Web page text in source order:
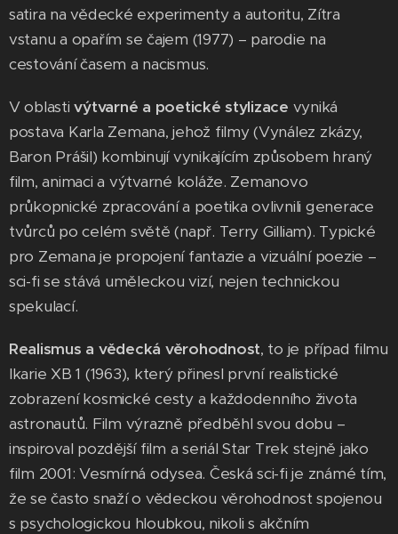
satira na vědecké experimenty a autoritu, Zítra
vstanu a opařím se čajem (1977) – parodie na
cestování časem a nacismus.
V oblastivýtvarné a poetické stylizace vyniká
postava Karla Zemana, jehož filmy (Vynález zkázy,
Baron Prášil) kombinují vynikajícím způsobem hraný
film, animaci a výtvarné koláže. Zemanovo
průkopnické zpracování a poetika ovlivnili generace
tvůrců po celém světě (např. Terry Gilliam). Typické
pro Zemana je propojení fantazie a vizuální poezie –
sci-fi se stává uměleckou vizí, nejen technickou
spekulací.
Realismus a vědecká věrohodnost, to je případ filmu
Ikarie XB 1 (1963), který přinesl první realistické
zobrazení kosmické cesty a každodenního života
astronautů. Film výrazně předběhl svou dobu –
inspiroval pozdější film a seriál Star Trek stejně jako
film 2001: Vesmírná odysea. Česká sci-fi je známé tím,
že se často snaží o vědeckou věrohodnost spojenou
s psychologickou hloubkou, nikoli s akčním